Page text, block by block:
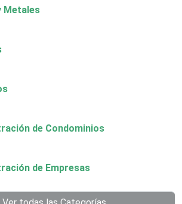
Metales
de Condominios
de Empresas